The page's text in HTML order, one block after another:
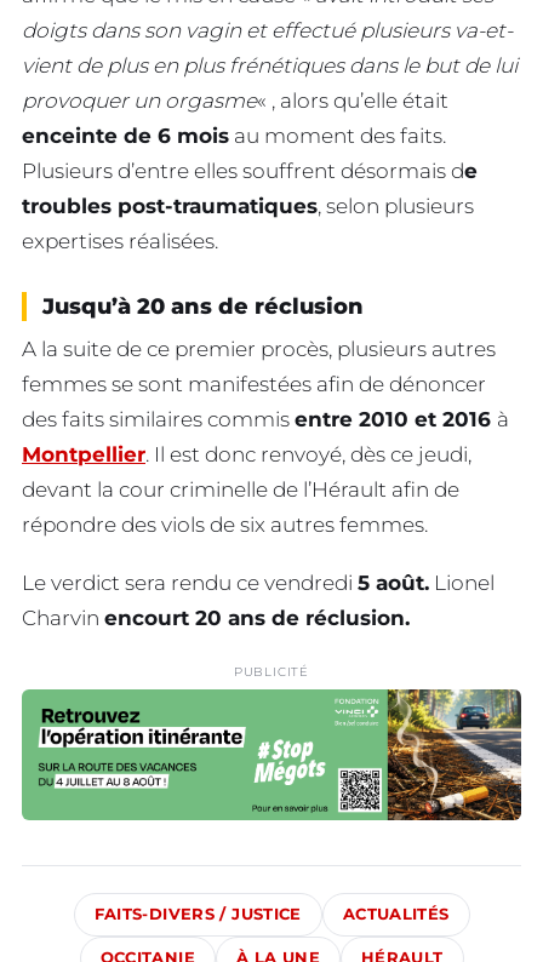
doigts dans son vagin et effectué plusieurs va-et-
vient de plus en plus frénétiques dans le but de lui
provoquer un orgasme« , alors qu’elle était
enceinte de 6 mois au moment des faits.
Plusieurs d’entre elles souffrent désormais de
troubles post-traumatiques, selon plusieurs
expertises réalisées.
Jusqu’à 20 ans de réclusion
A la suite de ce premier procès, plusieurs autres
femmes se sont manifestées afin de dénoncer
des faits similaires commis entre 2010 et 2016 à
Montpellier. Il est donc renvoyé, dès ce jeudi,
devant la cour criminelle de l’Hérault afin de
répondre des viols de six autres femmes.
Le verdict sera rendu ce vendredi 5 août. Lionel
Charvin encourt 20 ans de réclusion.
PUBLICITÉ
FAITS-DIVERS / JUSTICE ACTUALITÉS
OCCITANIE À LA UNE HÉRAULT